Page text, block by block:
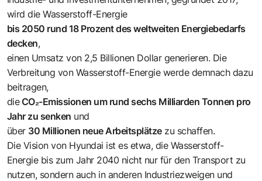
wird die Wasserstoff-Energie
bis 2050 rund 18 Prozent des weltweiten Energiebedarfs
decken,
einen Umsatz von 2,5 Billionen Dollar generieren. Die
Verbreitung von Wasserstoff-Energie werde demnach dazu
beitragen,
dieCO₂-Emissionen um rund sechs Milliarden Tonnen pro
Jahr zu senken und
über 30 Millionen neue Arbeitsplätze zu schaffen.
Die Vision von Hyundai ist es etwa, die Wasserstoff-
Energie bis zum Jahr 2040 nicht nur für den Transport zu
nutzen, sondern auch in anderen Industriezweigen und